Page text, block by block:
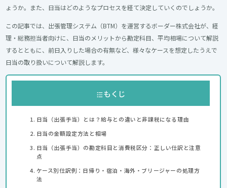
ょうか。また、日当はどのようなプロセスを経て決定していくのでしょうか。
この記事では、出張管理システム（BTM）を運営するボーダー株式会社が、経
理・総務担当者向けに、日当のメリットから勘定科目、平均相場について解説
するとともに、前日入りした場合の有無など、様々なケースを想定したうえで
日当の取り扱いについて解説します。
もくじ
日当（出張手当）とは？給与との違いと非課税になる理由
日当の金額設定方法と相場
日当（出張手当）の勘定科目と消費税区分：正しい仕訳と注意
点
ケース別仕訳例：日帰り・宿泊・海外・ブリージャーの処理方
法